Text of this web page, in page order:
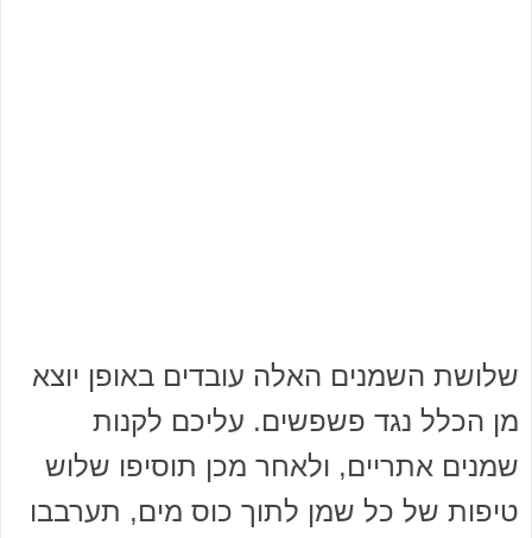
שלושת השמנים האלה עובדים באופן יוצא
מן הכלל נגד פשפשים. עליכם לקנות
שמנים אתריים, ולאחר מכן תוסיפו שלוש
טיפות של כל שמן לתוך כוס מים, תערבבו